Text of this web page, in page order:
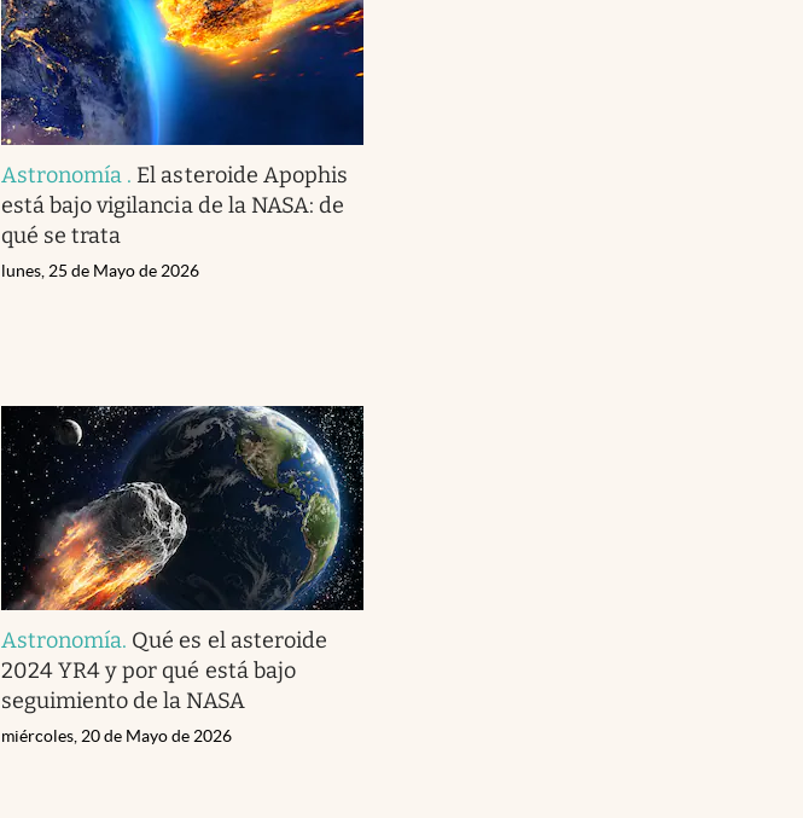
Astronomía . El asteroide Apophis
está bajo vigilancia de la NASA: de
qué se trata
lunes, 25 de Mayo de 2026
Astronomía. Qué es el asteroide
2024 YR4 y por qué está bajo
seguimiento de la NASA
miércoles, 20 de Mayo de 2026